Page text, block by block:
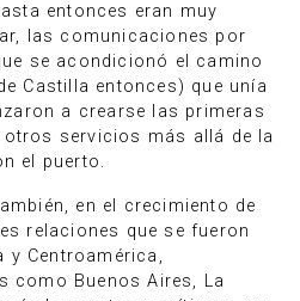
entonces eran muy
las comunicaciones por
se acondicionó el camino
Castilla entonces) que unía
a crearse las primeras
servicios más allá de la
el puerto.
en el crecimiento de
relaciones que se fueron
y Centroamérica,
como Buenos Aires, La